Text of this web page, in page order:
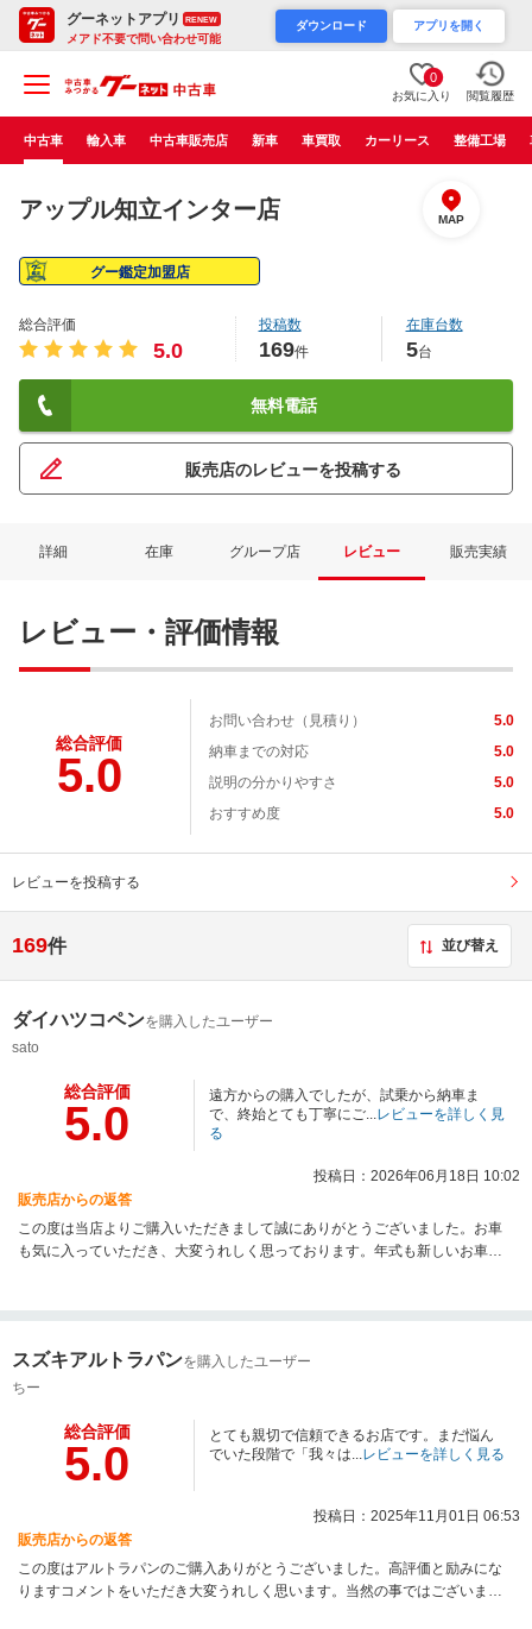
グーネットアプリ RENEW
メアド不要で問い合わせ可能
ダウンロード アプリを開く
0
お気に入り 閲覧履歴
中古車 輸入車 中古車販売店 新車 車買取 カーリース 整備工場
アップル知立インター店 MAP
グー鑑定加盟店
総合評価
5.0
投稿数
169件
在庫台数
5台
無料電話
販売店のレビューを投稿する
詳細 在庫 グループ店 レビュー 販売実績
レビュー・評価情報
総合評価
5.0
お問い合わせ（見積り）
5.0
納車までの対応
5.0
説明の分かりやすさ
5.0
おすすめ度
5.0
レビューを投稿する
169件 並び替え
ダイハツコペンを購入したユーザー
sato
総合評価
5.0
遠方からの購入でしたが、試乗から納車ま
で、終始とても丁寧にご...レビューを詳しく見
る
投稿日：2026年06月18日 10:02
販売店からの返答
この度は当店よりご購入いただきまして誠にありがとうございました。お車
も気に入っていただき、大変うれしく思っております。年式も新しいお車
らお気軽にご連絡お持ちしております。今後とも宜しくお願い致します。
スズキアルトラパンを購入したユーザー
ちー
総合評価
5.0
とても親切で信頼できるお店です。まだ悩ん
でいた段階で「我々は...レビューを詳しく見る
投稿日：2025年11月01日 06:53
販売店からの返答
この度はアルトラパンのご購入ありがとうございました。高評価と励みにな
りますコメントをいただき大変うれしく思います。当然の事ではございます